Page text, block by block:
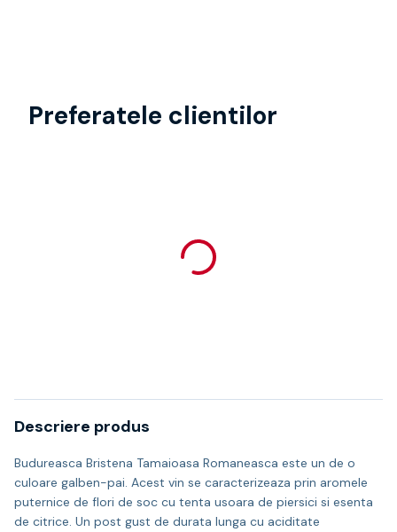
Preferatele clientilor
Descriere produs
Budureasca Bristena Tamaioasa Romaneasca este un de o
culoare galben-pai. Acest vin se caracterizeaza prin aromele
puternice de flori de soc cu tenta usoara de piersici si esenta
de citrice. Un post gust de durata lunga cu aciditate